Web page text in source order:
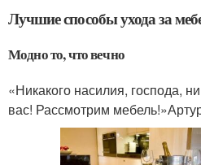
Лучшие способы ухода за
Модно то, что вечно
«Никакого насилия, господа,
вас! Рассмотрим